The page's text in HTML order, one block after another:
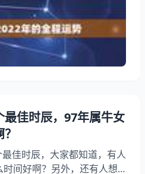
帮助到大家！ 73年的牛男
的人年运势？ 2、年生肖属
的整体还是非常不错的，在
较顺利，无论是健康
佳时辰，97年属牛女
佳时辰，大家都知道，有人
间好啊？另外，还有人想